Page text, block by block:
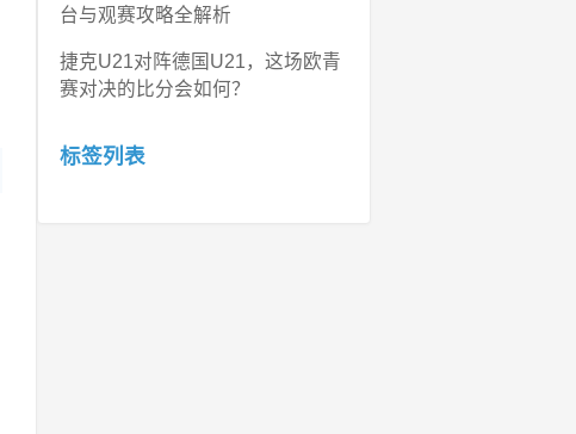
台与观赛攻略全解析
捷克U21对阵德国U21，这场欧青
赛对决的比分会如何？
标签列表